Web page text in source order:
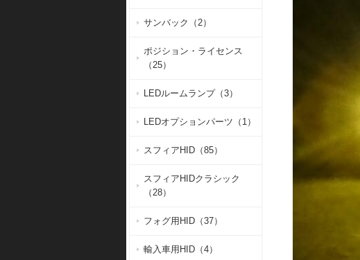
サンバック（2）
ポジション・ライセンス
（25）
LEDルームランプ（3）
LEDオプションパーツ（1）
スフィアHID（85）
スフィアHIDクラシック
（28）
フォグ用HID（37）
輸入車用HID（4）